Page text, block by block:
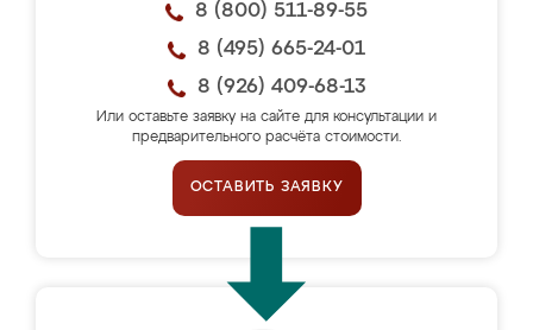
8 (800) 511-89-55
8 (495) 665-24-01
8 (926) 409-68-13
Или оставьте заявку на сайте для консультации и
предварительного расчёта стоимости.
ОСТАВИТЬ ЗАЯВКУ